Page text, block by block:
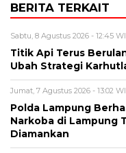
BERITA TERKAIT
Sabtu, 8 Agustus 2026 - 12:45
Titik Api Terus
Ubah Strategi
Jumat, 7 Agustus 2026 - 13:02
Polda Lampung
Narkoba di Lampung
Diamankan